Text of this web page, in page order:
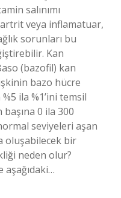
salınımı
veya inflamatuar,
sorunları bu
Kan
(bazofil) kan
bazo hücre
ila %1’ini temsil
0 ila 300
seviyeleri aşan
oluşabilecek bir
neden olur?